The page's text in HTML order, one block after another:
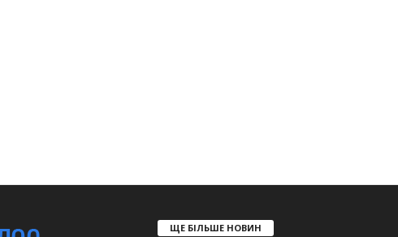
ЩЕ БІЛЬШЕ НОВИН